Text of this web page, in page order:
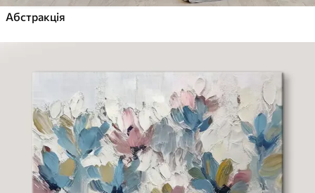
Абстракція